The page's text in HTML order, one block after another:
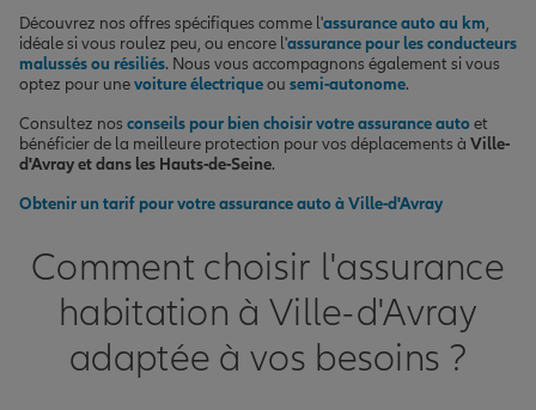
Découvrez nos offres spécifiques comme l'assurance auto au km,
idéale si vous roulez peu, ou encore l'assurance pour les conducteurs
malussés ou résiliés. Nous vous accompagnons également si vous
optez pour unevoiture électriqueou semi-autonome.
Consultez nos conseils pour bien choisir votre assurance autoet
bénéficier de la meilleure protection pour vos déplacements à Ville-
d'Avray et dans les Hauts-de-Seine.
Obtenir un tarif pour votre assurance auto à Ville-d'Avray
Comment choisir l'assurance
habitation à Ville-d'Avray
adaptée à vos besoins ?